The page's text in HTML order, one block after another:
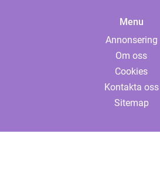
Menu
Annonsering
Om oss
Cookies
Kontakta oss
Sitemap